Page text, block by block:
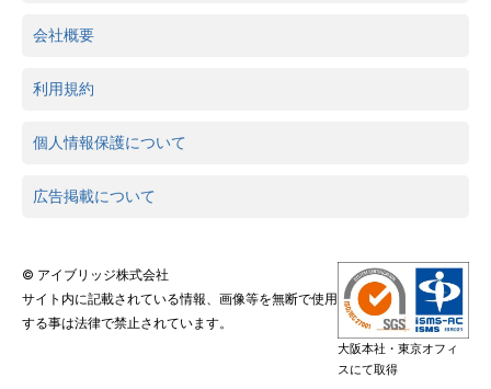
会社概要
利用規約
個人情報保護について
広告掲載について
© アイブリッジ株式会社
サイト内に記載されている情報、画像等を無断で使用
する事は法律で禁止されています。
大阪本社・東京オフィ
スにて取得